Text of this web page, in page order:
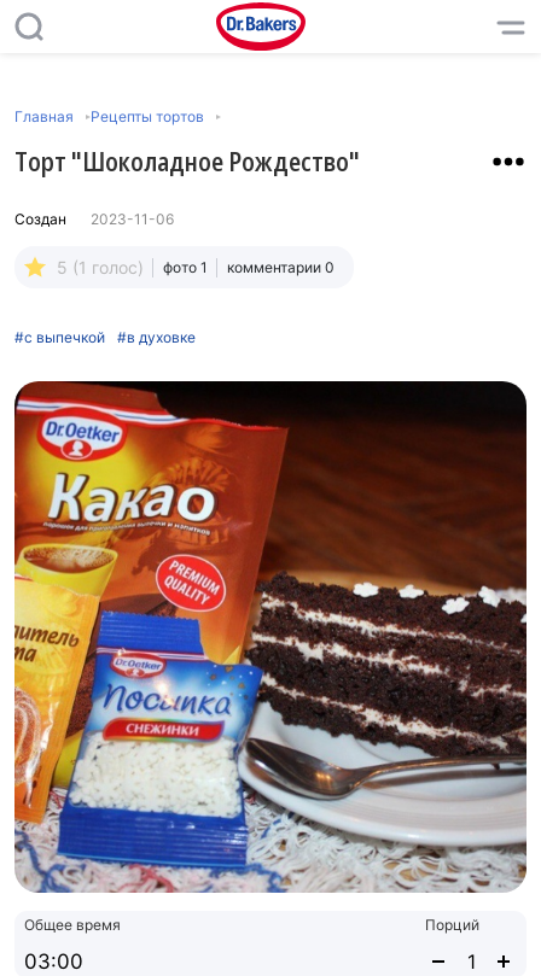
Главная Рецепты тортов
Торт "Шоколадное Рождество"
Создан 2023-11-06
5 (1 голос) фото 1 комментарии 0
#с выпечкой #в духовке
Общее время
03:00
Порций